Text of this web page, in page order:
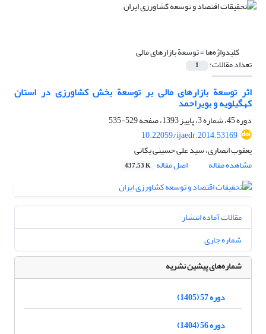
کلیدواژه‌ها =توسعة بازارهای مالی
تعداد مقالات: 1
اثر توسعة بازارهای مالی بر توسعة بخش کشاورزی در استان
کهگیلویه و بویراحمد
دوره 45، شماره 3، پاییز 1393، صفحه
529-535
10.22059/ijaedr.2014.53169
یعقوب انصاری، سید علی حسینی یکانی
مشاهده مقاله
اصل مقاله 437.53 K
مقالات آماده انتشار
شماره جاری
شماره‌های پیشین نشریه
دوره 57 (1405)
دوره 56 (1404)